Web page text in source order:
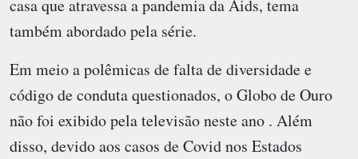
casa que atravessa a pandemia da Aids, tema
também abordado pela série.
Em meio a polêmicas de falta de diversidade e
código de conduta questionados, o Globo de Ouro
não foi exibido pela televisão neste ano . Além
disso, devido aos casos de Covid nos Estados